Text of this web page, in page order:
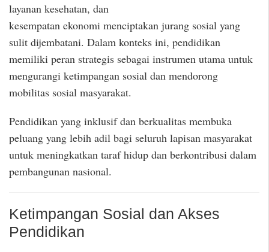
layanan kesehatan, dan
kesempatan ekonomi menciptakan jurang sosial yang
sulit dijembatani. Dalam konteks ini, pendidikan
memiliki peran strategis sebagai instrumen utama untuk
mengurangi ketimpangan sosial dan mendorong
mobilitas sosial masyarakat.
Pendidikan yang inklusif dan berkualitas membuka
peluang yang lebih adil bagi seluruh lapisan masyarakat
untuk meningkatkan taraf hidup dan berkontribusi dalam
pembangunan nasional.
Ketimpangan Sosial dan Akses
Pendidikan